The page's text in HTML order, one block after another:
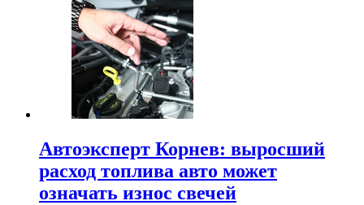
Автоэксперт Корнев: выросший
расход топлива авто может
означать износ свечей